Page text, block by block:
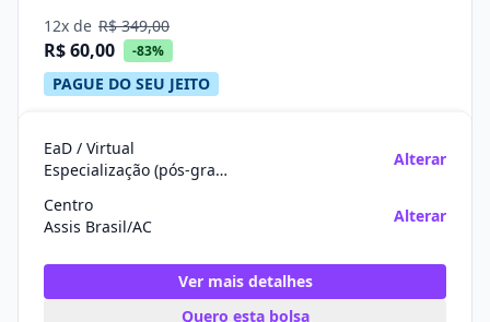
12x de R$ 349,00
R$ 60,00 -83%
PAGUE DO SEU JEITO
EaD / Virtual
Especialização (pós-graduação)
Alterar
Centro
Assis Brasil/AC
Alterar
Ver mais detalhes
Quero esta bolsa